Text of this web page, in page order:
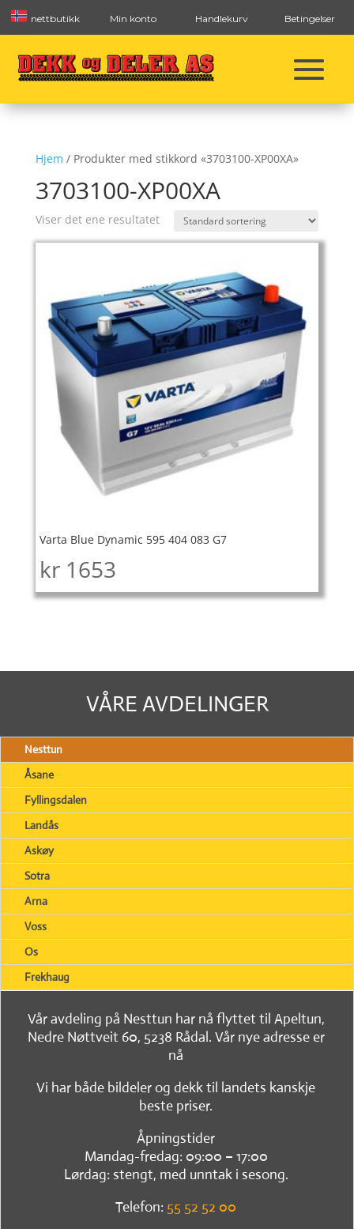
nettbutikk Min konto Handlekurv Betingelser
Hjem / Produkter med stikkord «3703100-XP00XA»
3703100-XP00XA
Viser det ene resultatet
Varta Blue Dynamic 595 404 083 G7
kr 1653
VÅRE AVDELINGER
Nesttun
Åsane
Fyllingsdalen
Landås
Askøy
Sotra
Arna
Voss
Os
Frekhaug
Vår avdeling på Nesttun har nå flyttet til Apeltun,
Nedre Nøttveit 60, 5238 Rådal. Vår nye adresse er
nå
Vi har både bildeler og dekk til landets kanskje
beste priser.
Åpningstider
Mandag-fredag: 09:00 – 17:00
Lørdag: stengt, med unntak i sesong.
Telefon: 55 52 52 00